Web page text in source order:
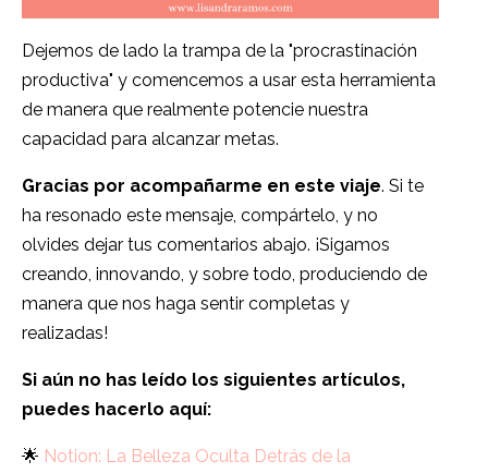
Dejemos de lado la trampa de la "procrastinación
productiva" y comencemos a usar esta herramienta
de manera que realmente potencie nuestra
capacidad para alcanzar metas.
Gracias por acompañarme en este viaje. Si te
ha resonado este mensaje, compártelo, y no
olvides dejar tus comentarios abajo. ¡Sigamos
creando, innovando, y sobre todo, produciendo de
manera que nos haga sentir completas y
realizadas!
Si aún no has leído los siguientes artículos,
puedes hacerlo aquí:
🌟 Notion: La Belleza Oculta Detrás de la